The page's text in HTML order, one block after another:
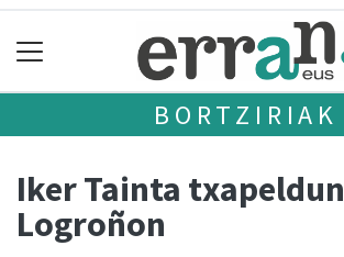
BORTZIRIAK
Iker Tainta txapeldun
Logroñon